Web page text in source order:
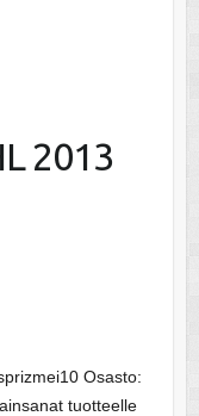
2013
Osasto:
tuotteelle